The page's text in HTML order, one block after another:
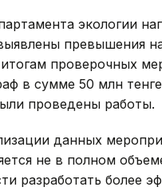
экологии
превышения
проверочных
в сумме 50 млн
проведены работы.
данных
не в полном
разработать более